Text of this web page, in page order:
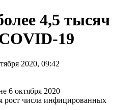
4,5 тысяч
19
2020, 09:42
рост числа инфицированных